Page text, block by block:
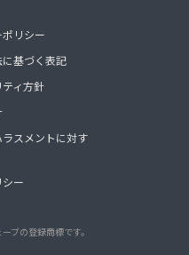
リシー
基づく表記
ィ方針
スメントに対す
ー
ブの登録商標です。